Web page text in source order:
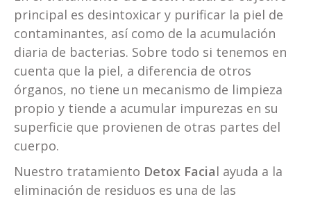
principal es desintoxicar y purificar la piel de
contaminantes, así como de la acumulación
diaria de bacterias. Sobre todo si tenemos en
cuenta que la piel, a diferencia de otros
órganos, no tiene un mecanismo de limpieza
propio y tiende a acumular impurezas en su
superficie que provienen de otras partes del
cuerpo.
Nuestro tratamiento Detox Facial ayuda a la
eliminación de residuos es una de las